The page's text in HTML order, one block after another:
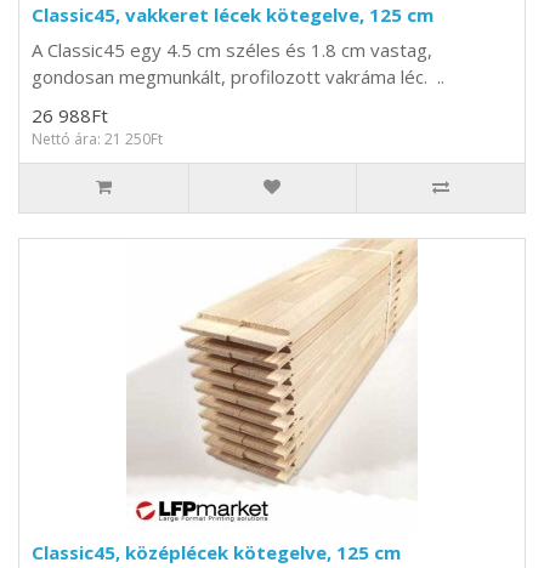
Classic45, vakkeret lécek kötegelve, 125 cm
A Classic45 egy 4.5 cm széles és 1.8 cm vastag,
gondosan megmunkált, profilozott vakráma léc. ..
26 988Ft
Nettó ára: 21 250Ft
Classic45, középlécek kötegelve, 125 cm